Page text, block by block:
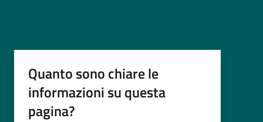
Quanto sono chiare le
informazioni su questa
pagina?